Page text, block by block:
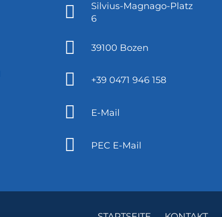
Silvius-Magnago-Platz
6
39100 Bozen
+39 0471 946 158
E-Mail
PEC E-Mail